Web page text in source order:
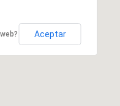
Aceptar